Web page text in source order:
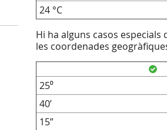
24 °C
Hi ha alguns casos especials
les coordenades
25⁰
40’
15”